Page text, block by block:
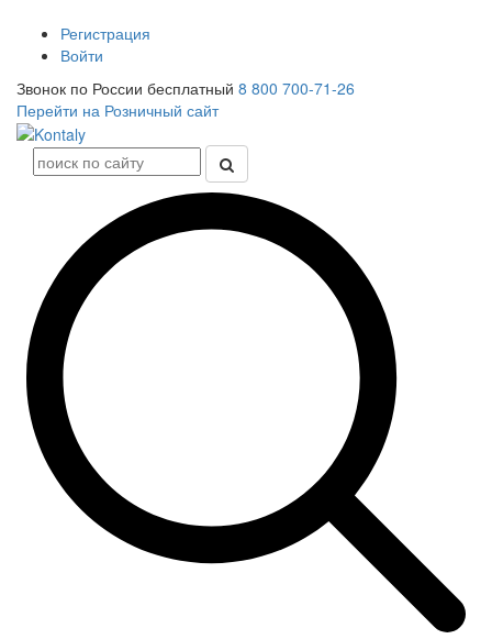
Регистрация
Войти
Звонок по России бесплатный 8 800 700-71-26
Перейти на Розничный сайт